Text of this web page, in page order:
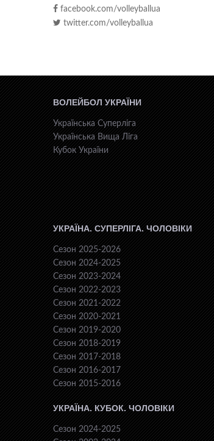
facebook.com/volleyballua
twitter.com/volleyballua
ВОЛЕЙБОЛ УКРАЇНИ
Українська Суперліга
Українська Вища Ліга
Кубок України
УКРАЇНА. СУПЕРЛІГА. ЧОЛОВІКИ
Сезон 2025-2026
Сезон 2024-2025
Сезон 2023-2024
Сезон 2022-2023
Сезон 2021-2022
Сезон 2020-2021
Сезон 2019-2020
Сезон 2018-2019
Сезон 2017-2018
Сезон 2016-2017
Сезон 2015-2016
УКРАЇНА. КУБОК. ЧОЛОВІКИ
Сезон 2024-2025